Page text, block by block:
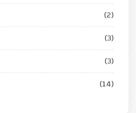
(2)
(3)
(3)
(14)